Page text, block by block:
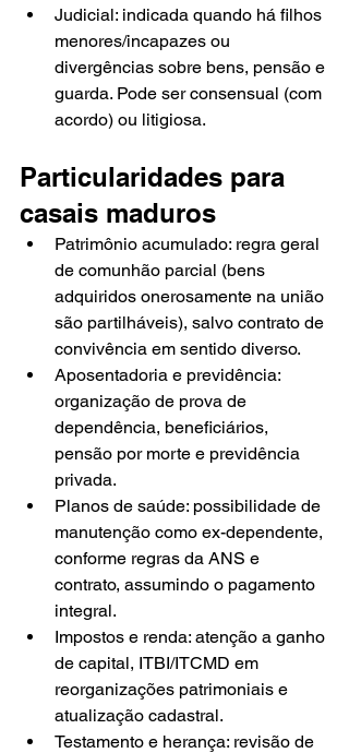
Judicial: indicada quando há filhos
menores/incapazes ou
divergências sobre bens, pensão e
guarda. Pode ser consensual (com
acordo) ou litigiosa.
Particularidades para
casais maduros
Patrimônio acumulado: regra geral
de comunhão parcial (bens
adquiridos onerosamente na união
são partilháveis), salvo contrato de
convivência em sentido diverso.
Aposentadoria e previdência:
organização de prova de
dependência, beneficiários,
pensão por morte e previdência
privada.
Planos de saúde: possibilidade de
manutenção como ex-dependente,
conforme regras da ANS e
contrato, assumindo o pagamento
integral.
Impostos e renda: atenção a ganho
de capital, ITBI/ITCMD em
reorganizações patrimoniais e
atualização cadastral.
Testamento e herança: revisão de